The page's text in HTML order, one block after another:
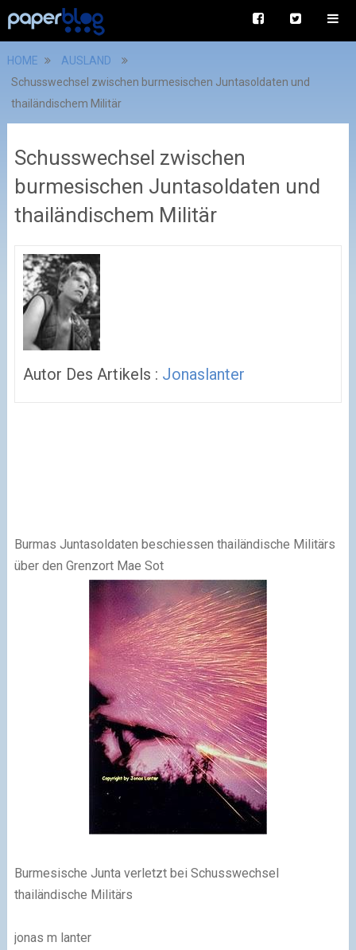
HOME
AUSLAND
Schusswechsel zwischen burmesischen Juntasoldaten und
thailändischem Militär
Schusswechsel zwischen
burmesischen Juntasoldaten und
thailändischem Militär
Autor Des Artikels : Jonaslanter
Burmas Juntasoldaten beschiessen thailändische Militärs
über den Grenzort Mae Sot
Burmesische Junta verletzt bei Schusswechsel
thailändische Militärs
jonas m lanter